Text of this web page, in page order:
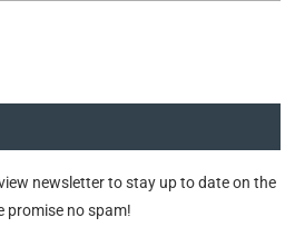
newsletter to stay up to date on the
promise no spam!